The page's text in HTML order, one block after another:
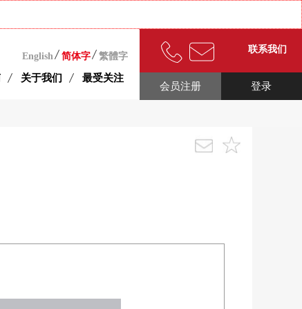
English 简体字 繁體字
关于我们 最受关注
联系我们
登录
会员注册